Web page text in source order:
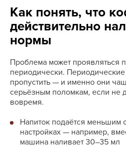
Как понять, что
действительно
нормы
Проблема может проявляться
периодически.
пропустить — и именно они
серьёзным поломкам, если не
вовремя.
Напиток подаётся меньшим
настройках — например,
машина наливает 30–35 мл